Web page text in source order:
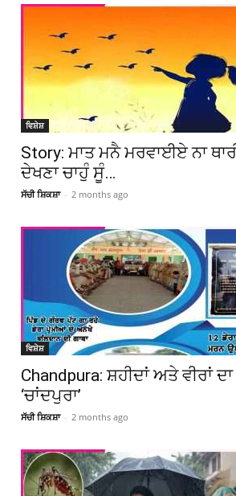
ਵਿਸ਼ੇਸ਼
Story: ਮਾਤ ਮਨੈ ਮਰਵਾਈਏ ਨਾ
ਦੇਖਣਾ ਚਾਹੁੰ ਸੂੰ…
ਸੱਚੀ ਸ਼ਿਕਸ਼ਾ - 2 months ago
ਵਿਸ਼ੇਸ਼
Chandpura: ਸ਼ਹੀਦਾਂ ਅਤੇ ਵੀਰਾਂ
‘ਚਾਂਦਪੁਰਾ’
ਸੱਚੀ ਸ਼ਿਕਸ਼ਾ - 2 months ago